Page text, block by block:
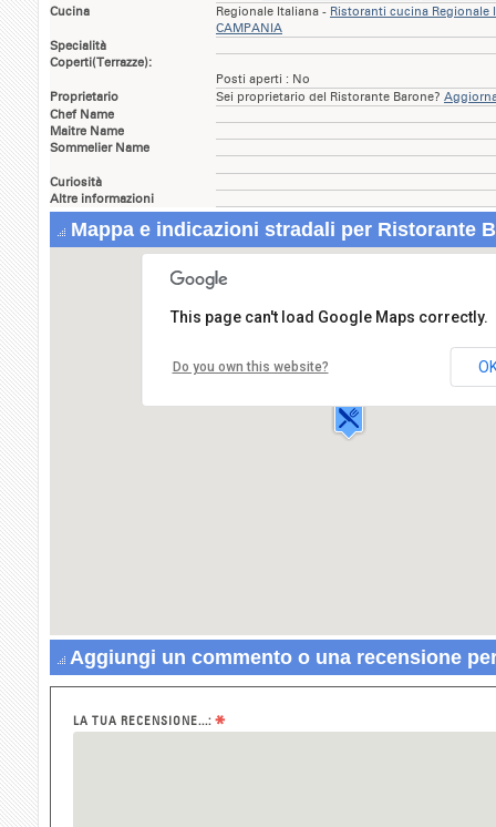
Cucina
Regionale Italiana - Ristoranti cucina Regionale
CAMPANIA
Specialità
Coperti(Terrazze):
Posti aperti : No
Proprietario
Sei proprietario del Ristorante Barone?
Chef Name
Maitre Name
Sommelier Name
Curiosità
Altre informazioni
Mappa e indicazioni stradali per Ristorante
80014 GIUGLIANO IN
This page can't load Google Maps correctly.
Do you own this website?
Aggiungi un commento o una recensione
LA TUA RECENSIONE...: *